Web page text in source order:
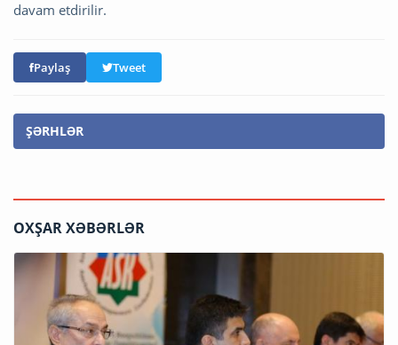
davam etdirilir.
Paylaş Tweet
ŞƏRHLƏR
OXŞAR XƏBƏRLƏR